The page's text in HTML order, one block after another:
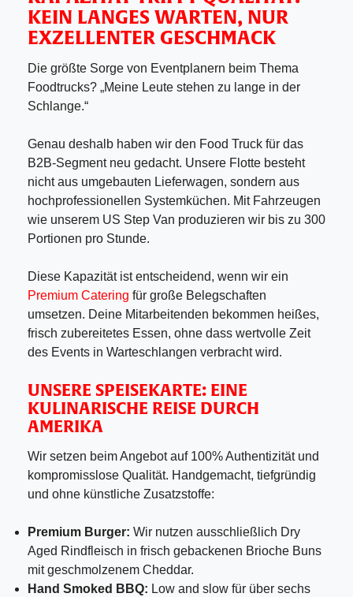
KEIN LANGES WARTEN, NUR
EXZELLENTER GESCHMACK
Die größte Sorge von Eventplanern beim Thema
Foodtrucks? „Meine Leute stehen zu lange in der
Schlange.“
Genau deshalb haben wir den Food Truck für das
B2B-Segment neu gedacht. Unsere Flotte besteht
nicht aus umgebauten Lieferwagen, sondern aus
hochprofessionellen Systemküchen. Mit Fahrzeugen
wie unserem US Step Van produzieren wir bis zu 300
Portionen pro Stunde.
Diese Kapazität ist entscheidend, wenn wir ein
Premium Catering für große Belegschaften
umsetzen. Deine Mitarbeitenden bekommen heißes,
frisch zubereitetes Essen, ohne dass wertvolle Zeit
des Events in Warteschlangen verbracht wird.
UNSERE SPEISEKARTE: EINE
KULINARISCHE REISE DURCH
AMERIKA
Wir setzen beim Angebot auf 100% Authentizität und
kompromisslose Qualität. Handgemacht, tiefgründig
und ohne künstliche Zusatzstoffe:
Premium Burger: Wir nutzen ausschließlich Dry
Aged Rindfleisch in frisch gebackenen Brioche Buns
mit geschmolzenem Cheddar.
Hand Smoked BBQ: Low and slow für über sechs